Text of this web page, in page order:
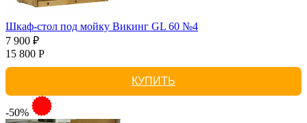
Шкаф-стол под мойку Викинг GL 60 №4
7 900 ₽
15 800 Р
КУПИТЬ
-50%